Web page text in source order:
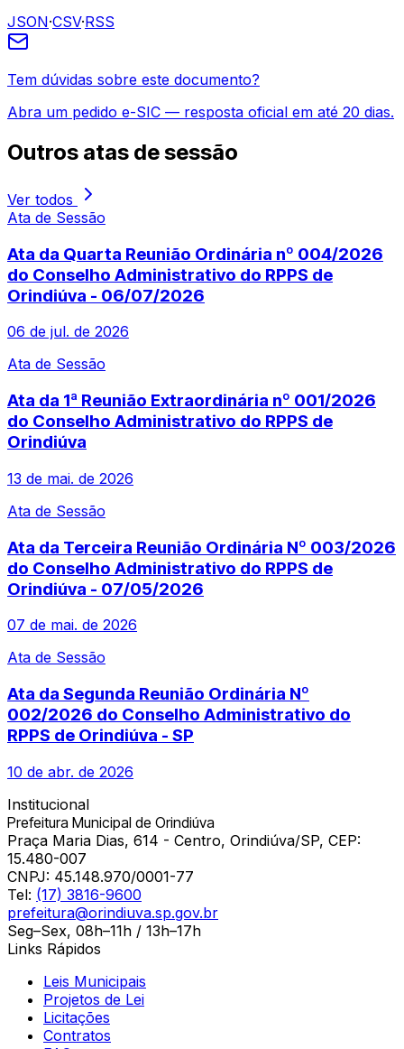
JSON·CSV·RSS
Tem dúvidas sobre este documento?
Abra um pedido e-SIC — resposta oficial em até 20 dias.
Outros atas de sessão
Ver todos
Ata de Sessão
Ata da Quarta Reunião Ordinária nº 004/2026
do Conselho Administrativo do RPPS de
Orindiúva - 06/07/2026
06 de jul. de 2026
Ata de Sessão
Ata da 1ª Reunião Extraordinária nº 001/2026
do Conselho Administrativo do RPPS de
Orindiúva
13 de mai. de 2026
Ata de Sessão
Ata da Terceira Reunião Ordinária Nº 003/2026
do Conselho Administrativo do RPPS de
Orindiúva - 07/05/2026
07 de mai. de 2026
Ata de Sessão
Ata da Segunda Reunião Ordinária Nº
002/2026 do Conselho Administrativo do
RPPS de Orindiúva - SP
10 de abr. de 2026
Institucional
Prefeitura Municipal de Orindiúva
Praça Maria Dias, 614 - Centro, Orindiúva/SP, CEP:
15.480-007
CNPJ: 45.148.970/0001-77
Tel: (17) 3816-9600
prefeitura@orindiuva.sp.gov.br
Seg–Sex, 08h–11h / 13h–17h
Links Rápidos
Leis Municipais
Projetos de Lei
Licitações
Contratos